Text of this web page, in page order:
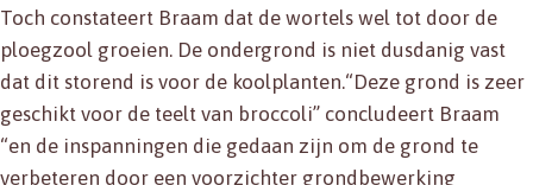
Toch constateert Braam dat de wortels wel tot door de
ploegzool groeien. De ondergrond is niet dusdanig vast
dat dit storend is voor de koolplanten.“Deze grond is zeer
geschikt voor de teelt van broccoli” concludeert Braam
“en de inspanningen die gedaan zijn om de grond te
verbeteren door een voorzichter grondbewerking